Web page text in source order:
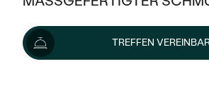
KLASSISCH
MIT MEHREREN
HALO
AUSVERKAUF
WENN SCHMUCK HILFT
PLATIN
GOLD
SILBER
AUSVERKAUF
TREFFEN
1 869 €